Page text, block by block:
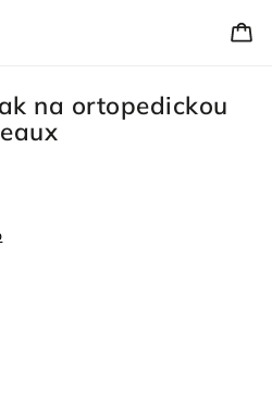
na ortopedickou